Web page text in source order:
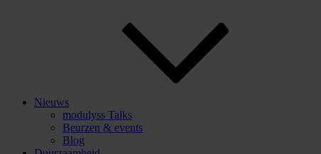
Nieuws
modulyss Talks
Beurzen & events
Blog